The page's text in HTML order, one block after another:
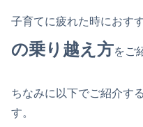
子育てに疲れた時におす
の乗り越え方をご
ちなみに以下でご紹介す
す。